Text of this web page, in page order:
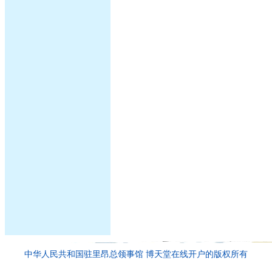
中华人民共和国驻里昂总领事馆 博天堂在线开户的版权所有